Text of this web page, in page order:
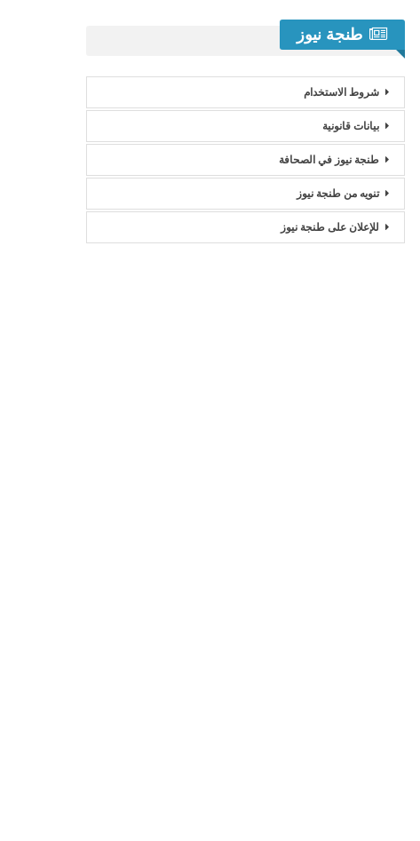
طنجة نيوز
شروط الاستخدام
بيانات قانونية
طنجة نيوز في الصحافة
تنويه من طنجة نيوز
للإعلان على طنجة نيوز